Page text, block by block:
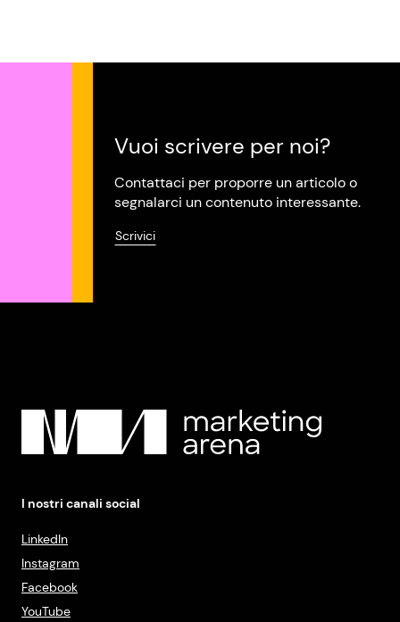
Vuoi scrivere per noi?
Contattaci per proporre un articolo o
segnalarci un contenuto interessante.
Scrivici
I nostri canali social
LinkedIn
Instagram
Facebook
YouTube